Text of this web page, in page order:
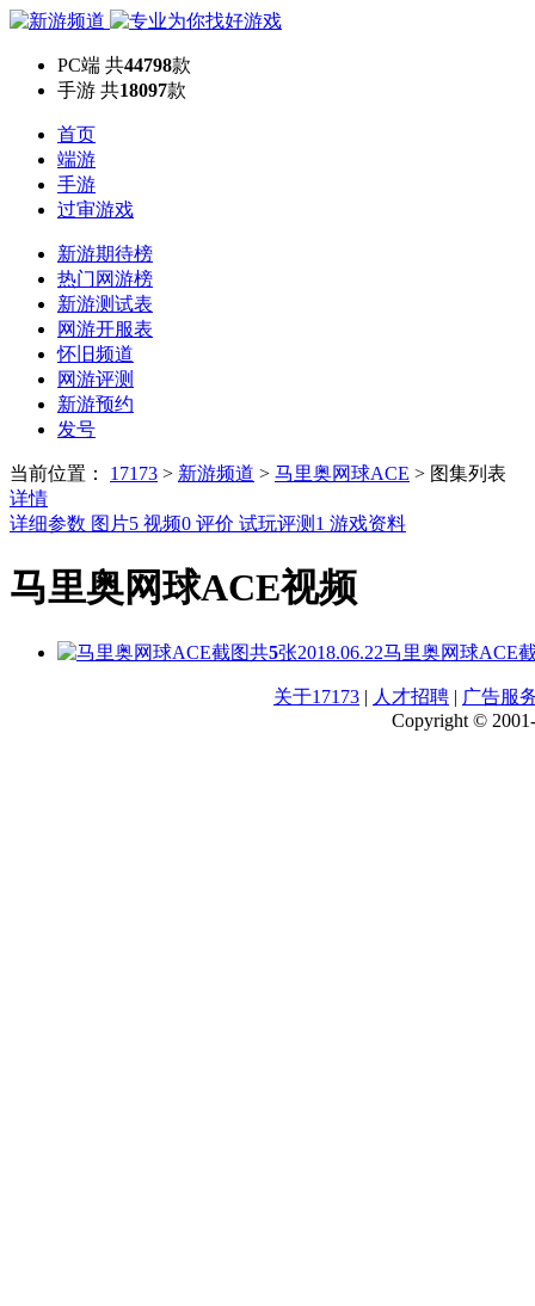
PC端 共44798款
手游 共18097款
首页
端游
手游
过审游戏
新游期待榜
热门网游榜
新游测试表
网游开服表
怀旧频道
网游评测
新游预约
发号
当前位置： 17173 > 新游频道 > 马里奥网球ACE > 图集列表
详情
详细参数 图片5 视频0 评价 试玩评测 1 游戏资料
马里奥网球ACE视频
共5张2018.06.22马里奥网球ACE
关于17173 | 人才招聘 | 广告服
Copyright ©